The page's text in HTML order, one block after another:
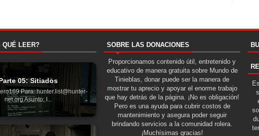
QUÉ LEER?
05: Sitiados
Para: hunter.list@hunter-
net.org Asunto: I...
SOBRE LAS DONACIONES
Proporcionamos contenido útil, entretenido y
educativo de manera gratuita sobre Mundo de
Tinieblas, donar puede ser la manera de
mostrar tu aprecio y apoyar el enorme trabajo
que hay detrás de la página. ¡No es obligación!
Pero es una ayuda para cubrir costos de
mantenimiento y asegura poder seguir
brindando servicios a la comunidad rolera.
¡Muchísimas gracias!